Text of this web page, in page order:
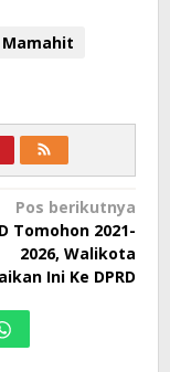
Pos berikutnya
Tomohon 2021-
2026, Walikota
Ini Ke DPRD